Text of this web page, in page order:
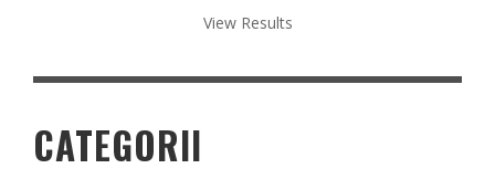
View Results
CATEGORII